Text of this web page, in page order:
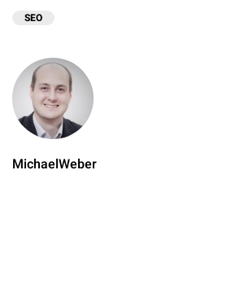
SEO
MichaelWeber